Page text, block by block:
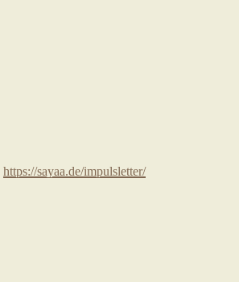
https://sayaa.de/impulsletter/